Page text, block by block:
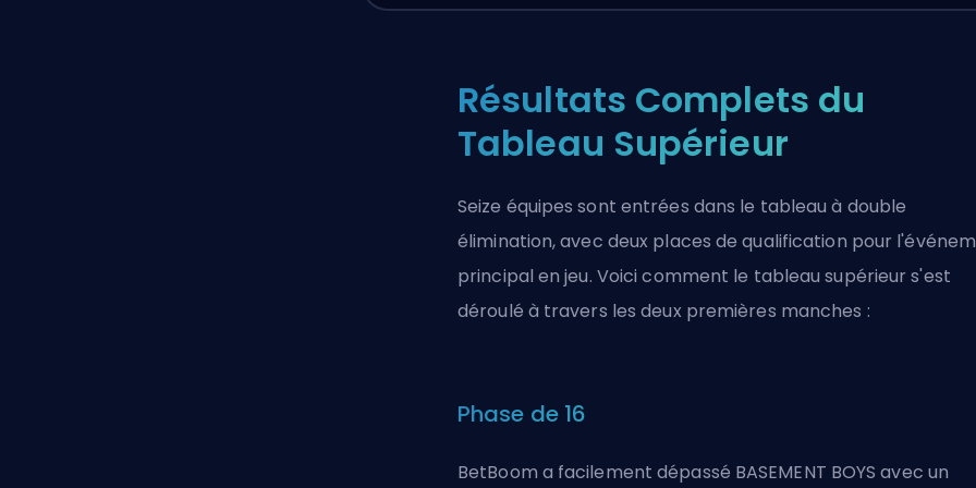
Résultats Complets du
Tableau Supérieur
Seize équipes sont entrées dans le tableau à double
élimination, avec deux places de qualification pour
principal en jeu. Voici comment le tableau supérieur s'est
déroulé à travers les deux premières manches :
Phase de 16
BetBoom a facilement dépassé BASEMENT BOYS avec un